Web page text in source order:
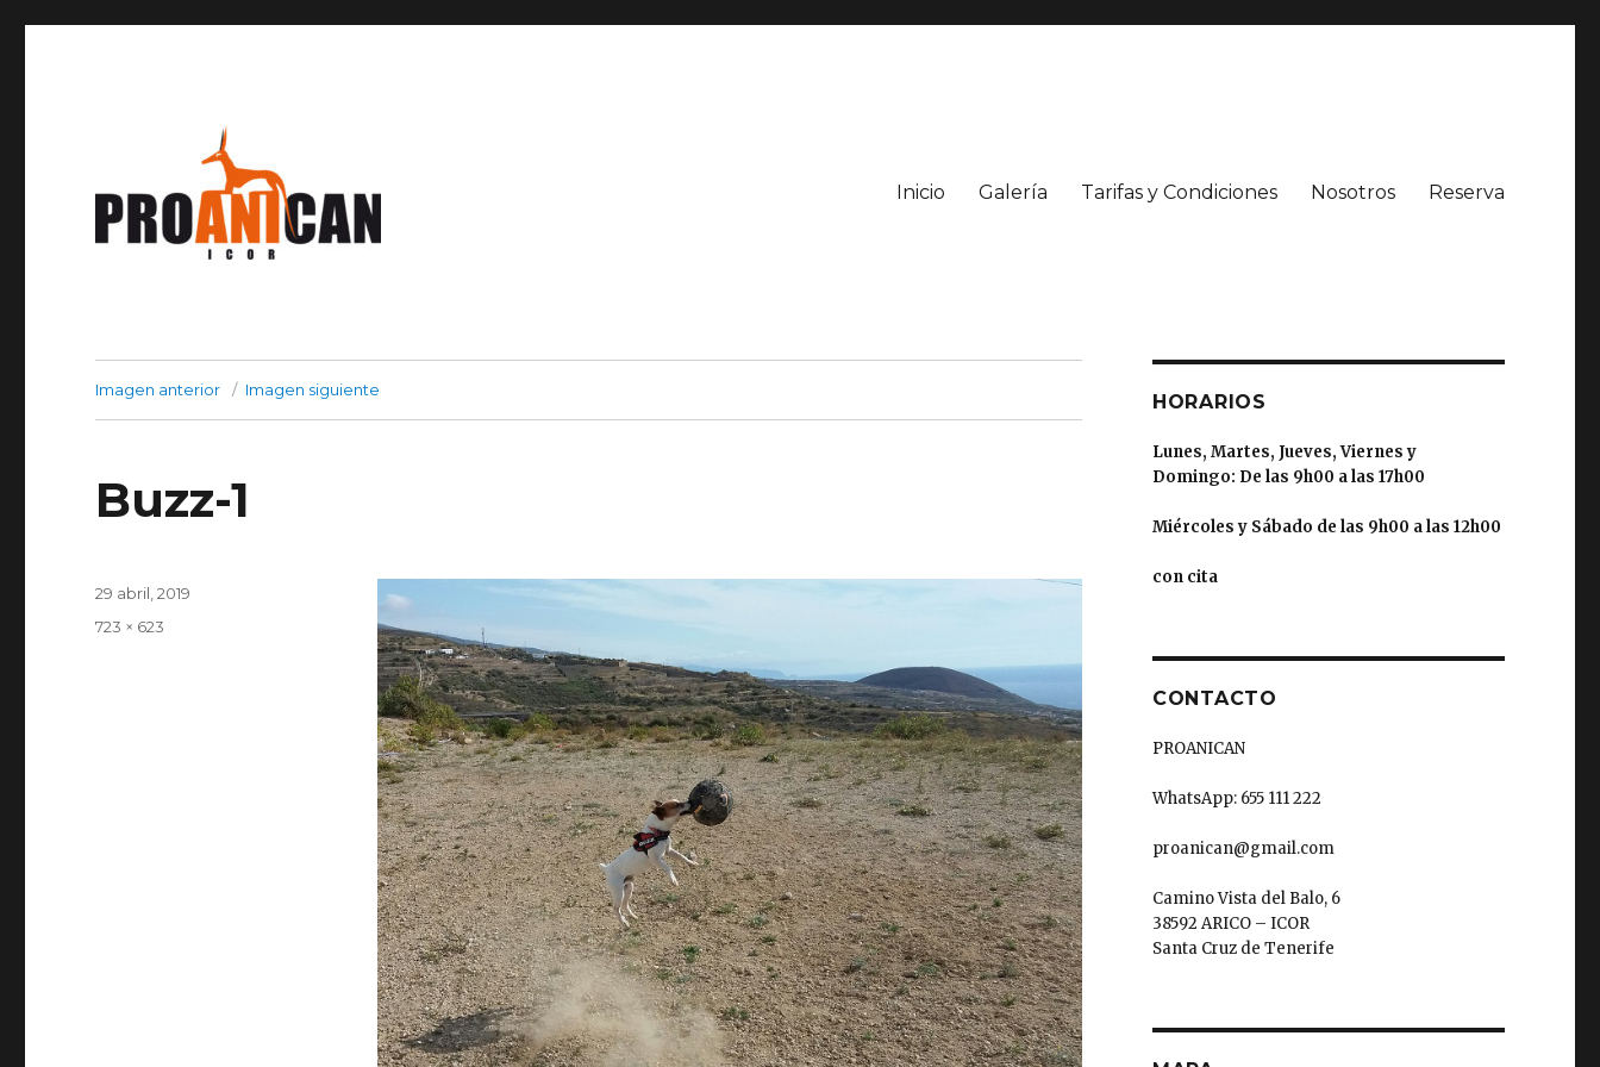
Inicio Galería Tarifas y Condiciones Nosotros Reserva
Imagen anterior Imagen siguiente
Buzz-1
Publicado
29 abril, 2019
Tamaño
723 × 623
HORARIOS
Lunes, Martes, Jueves, Viernes y
Domingo: De las 9h00 a las 17h00
Miércoles y Sábado de las 9h00 a las 12h00
con cita
CONTACTO
PROANICAN
WhatsApp: 655 111 222
proanican@gmail.com
Camino Vista del Balo, 6
38592 ARICO – ICOR
Santa Cruz de Tenerife